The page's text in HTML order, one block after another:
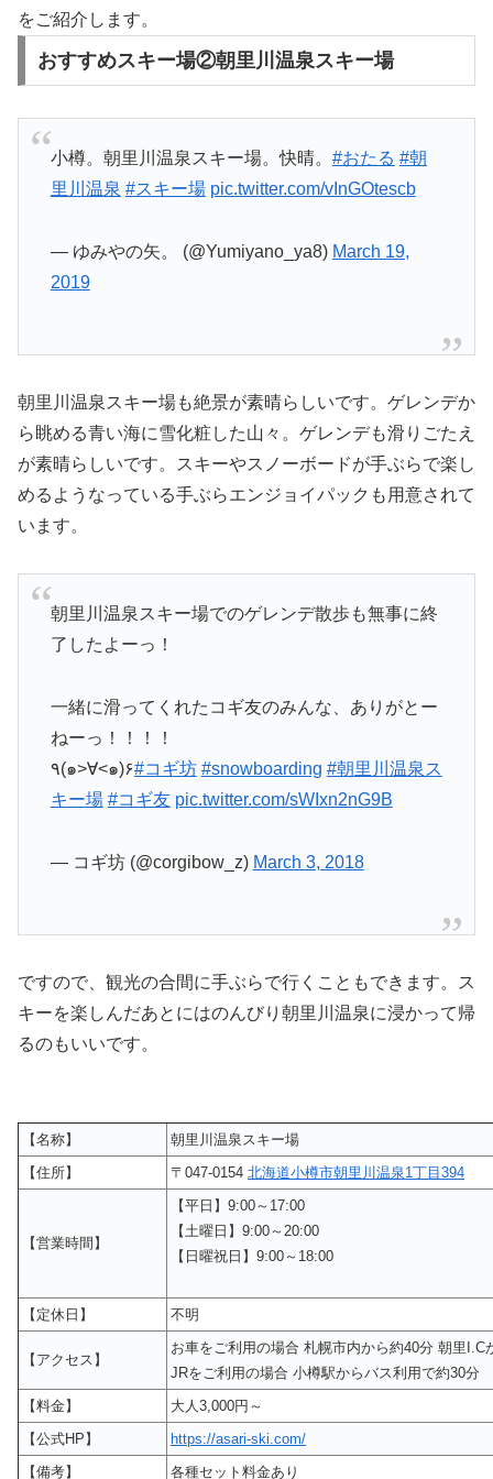
をご紹介します。
おすすめスキー場②朝里川温泉スキー場
小樽。朝里川温泉スキー場。快晴。 #おたる #朝
里川温泉 #スキー場 pic.twitter.com/vInGOtescb
— ゆみやの矢。 (@Yumiyano_ya8) March 19,
2019
朝里川温泉スキー場も絶景が素晴らしいです。ゲレンデか
ら眺める青い海に雪化粧した山々。ゲレンデも滑りごたえ
が素晴らしいです。スキーやスノーボードが手ぶらで楽し
めるようなっている手ぶらエンジョイパックも用意されて
います。
朝里川温泉スキー場でのゲレンデ散歩も無事に終
了したよーっ！
一緒に滑ってくれたコギ友のみんな、ありがとー
ねーっ！！！！
٩(๑>∀<๑)۶#コギ坊 #snowboarding #朝里川温泉ス
キー場 #コギ友 pic.twitter.com/sWIxn2nG9B
— コギ坊 (@corgibow_z) March 3, 2018
ですので、観光の合間に手ぶらで行くこともできます。ス
キーを楽しんだあとにはのんびり朝里川温泉に浸かって帰
るのもいいです。
【名称】
朝里川温泉スキー場
【住所】
〒047-0154 北海道小樽市朝里川温泉1丁目394
【営業時間】
【平日】9:00～17:00
【土曜日】9:00～20:00
【日曜祝日】9:00～18:00
【定休日】 不明
【アクセス】
お車をご利用の場合 札幌市内から約40分 朝里I.C
JRをご利用の場合 小樽駅からバス利用で約30分
【料金】
大人3,000円～
【公式HP】
https://asari-ski.com/
【備考】
各種セット料金あり